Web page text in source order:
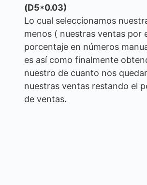
(D5*0.03)
Lo cual seleccionamos
menos ( nuestras ventas por
porcentaje en números
es así como finalmente
nuestro de cuanto nos
nuestras ventas restando el
de ventas.